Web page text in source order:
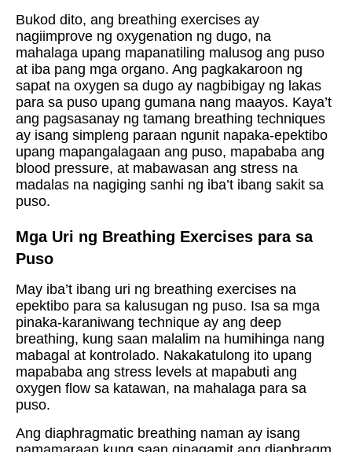
Bukod dito, ang breathing exercises ay
nagiimprove ng oxygenation ng dugo, na
mahalaga upang mapanatiling malusog ang puso
at iba pang mga organo. Ang pagkakaroon ng
sapat na oxygen sa dugo ay nagbibigay ng lakas
para sa puso upang gumana nang maayos. Kaya’t
ang pagsasanay ng tamang breathing techniques
ay isang simpleng paraan ngunit napaka-epektibo
upang mapangalagaan ang puso, mapababa ang
blood pressure, at mabawasan ang stress na
madalas na nagiging sanhi ng iba’t ibang sakit sa
puso.
Mga Uri ng Breathing Exercises para sa
Puso
May iba’t ibang uri ng breathing exercises na
epektibo para sa kalusugan ng puso. Isa sa mga
pinaka-karaniwang technique ay ang deep
breathing, kung saan malalim na humihinga nang
mabagal at kontrolado. Nakakatulong ito upang
mapababa ang stress levels at mapabuti ang
oxygen flow sa katawan, na mahalaga para sa
puso.
Ang diaphragmatic breathing naman ay isang